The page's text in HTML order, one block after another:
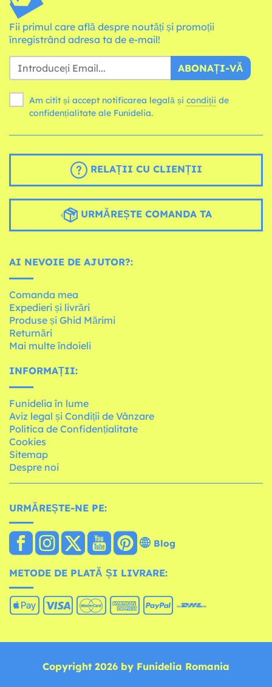
Fii primul care află despre noutăți și promoții
înregistrând adresa ta de e-mail!
ABONAȚI-VĂ
Am citit și accept notificarea legală și condiții
confidențialitate ale Funidelia.
RELAȚII CU CLIENȚII
URMĂREȘTE COMANDA TA
AI NEVOIE DE AJUTOR?:
Comanda mea
Expedieri și livrări
Produse și Ghid Mărimi
Returnări
Mai multe îndoieli
INFORMAȚII:
Funidelia în lume
Aviz legal și Condiții de Vânzare
Política de Confidențialitate
Cookies
Sitemap
Despre noi
URMĂREȘTE-NE PE:
Blog
METODE DE PLATĂ ȘI LIVRARE:
Copyright 2026 by Funidelia Romania